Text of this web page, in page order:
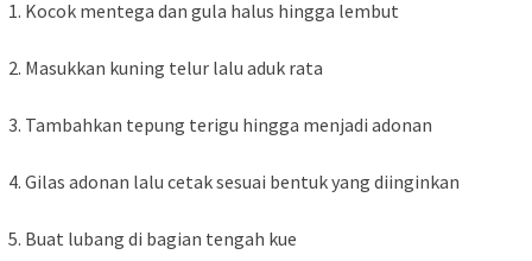
1. Kocok mentega dan gula halus hingga lembut
2. Masukkan kuning telur lalu aduk rata
3. Tambahkan tepung terigu hingga menjadi adonan
4. Gilas adonan lalu cetak sesuai bentuk yang diinginkan
5. Buat lubang di bagian tengah kue